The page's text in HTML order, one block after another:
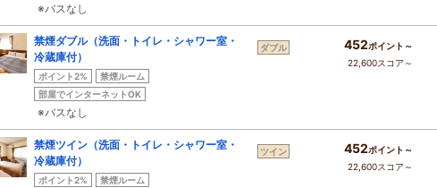
※バスなし
禁煙ダブル（洗面・トイレ・シャワー室・
冷蔵庫付）
ポイント2%
禁煙ルーム
部屋でインターネットOK
※バスなし
ダブル 452ポイント～
22,600スコア～
禁煙ツイン（洗面・トイレ・シャワー室・
冷蔵庫付）
ポイント2%
禁煙ルーム
ツイン 452ポイント～
22,600スコア～